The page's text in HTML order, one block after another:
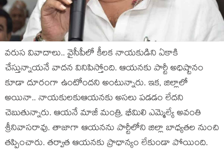
వ‌రుస వివాదాలు.. వైసీపీలో కీల‌క నాయ‌కుడిని ఏకాకి
చేస్తున్నాయ‌నే వాద‌న వినిపిస్తోంది. ఆయ‌న‌కు పార్టీ అధిష్టానం
కూడా దూరంగా ఉంటోంద‌ని అంటున్నారు. ఇక‌, జిల్లాలో
అయినా.. నాయ‌కుల‌కుఆయ‌న‌కు అస‌లు ప‌డ‌డం లేద‌ని
చెబుతున్నారు. ఆయ‌నే మాజీ మంత్రి, భీమిలి ఎమ్మెల్యే అవంతి
శ్రీనివాస‌రావు. తాజాగా ఆయ‌న‌ను పార్టీలోని జిల్లా బాధ్య‌త‌ల నుంచి
త‌ప్పించారు. త‌ర్వాత ఆయ‌న‌కు ప్రాధాన్యం లేకుండా పోయింది.